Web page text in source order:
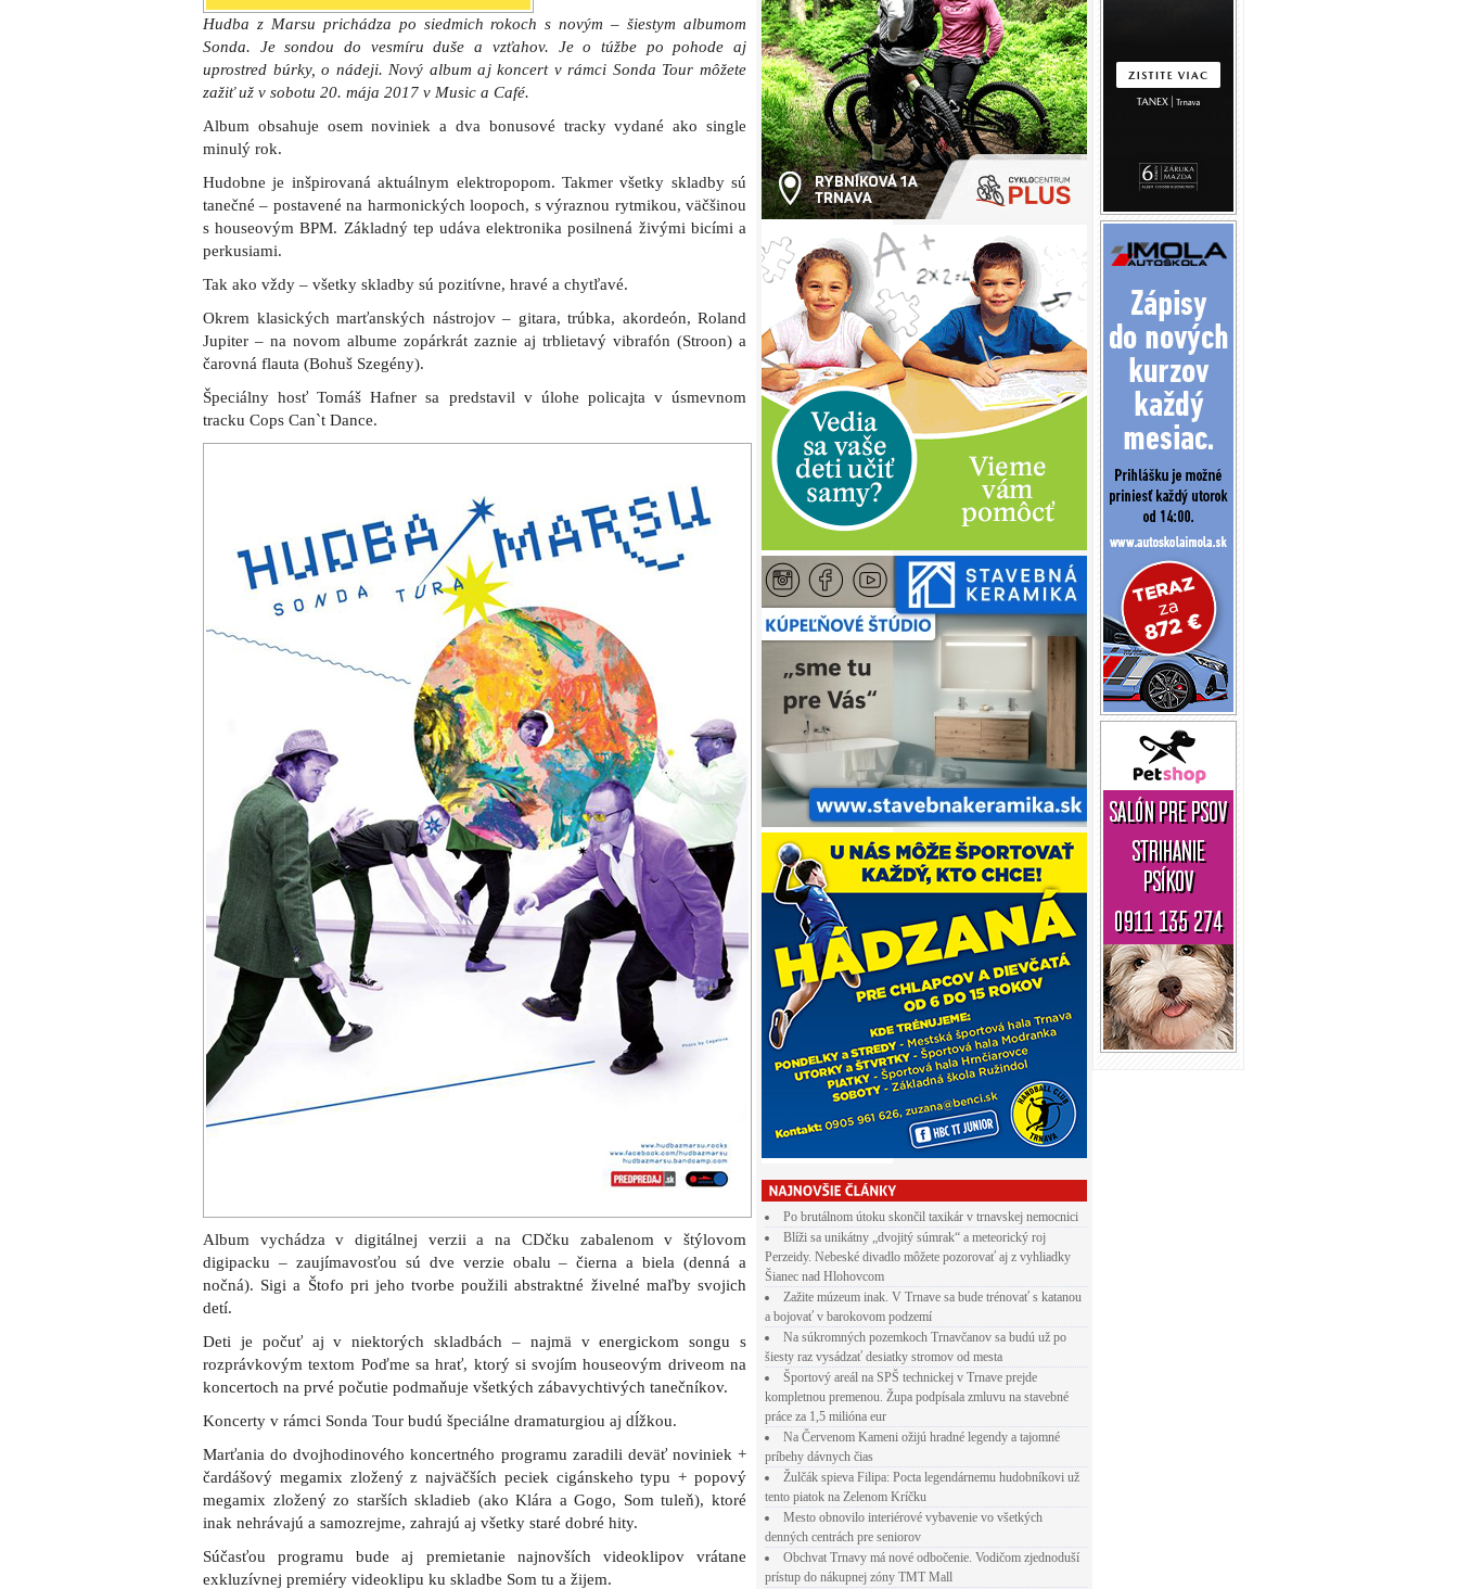
Hudba z Marsu prichádza po siedmich rokoch s novým – šiestym albumom
Sonda. Je sondou do vesmíru duše a vzťahov. Je o túžbe po pohode aj
uprostred búrky, o nádeji. Nový album aj koncert v rámci Sonda Tour môžete
zažiť už v sobotu 20. mája 2017 v Music a Café.
Album obsahuje osem noviniek a dva bonusové tracky vydané ako single
minulý rok.
Hudobne je inšpirovaná aktuálnym elektropopom. Takmer všetky skladby sú
tanečné – postavené na harmonických loopoch, s výraznou rytmikou, väčšinou
s houseovým BPM. Základný tep udáva elektronika posilnená živými bicími a
perkusiami.
Tak ako vždy – všetky skladby sú pozitívne, hravé a chytľavé.
Okrem klasických marťanských nástrojov – gitara, trúbka, akordeón, Roland
Jupiter – na novom albume zopárkrát zaznie aj trblietavý vibrafón (Stroon) a
čarovná flauta (Bohuš Szegény).
Špeciálny hosť Tomáš Hafner sa predstavil v úlohe policajta v úsmevnom
tracku Cops Can`t Dance.
Album vychádza v digitálnej verzii a na CDčku zabalenom v štýlovom
digipacku – zaujímavosťou sú dve verzie obalu – čierna a biela (denná a
nočná). Sigi a Štofo pri jeho tvorbe použili abstraktné živelné maľby svojich
detí.
Deti je počuť aj v niektorých skladbách – najmä v energickom songu s
rozprávkovým textom Poďme sa hrať, ktorý si svojím houseovým driveom na
koncertoch na prvé počutie podmaňuje všetkých zábavychtivých tanečníkov.
Koncerty v rámci Sonda Tour budú špeciálne dramaturgiou aj dĺžkou.
Marťania do dvojhodinového koncertného programu zaradili deväť noviniek +
čardášový megamix zložený z najväčších peciek cigánskeho typu + popový
megamix zložený zo starších skladieb (ako Klára a Gogo, Som tuleň), ktoré
inak nehrávajú a samozrejme, zahrajú aj všetky staré dobré hity.
Súčasťou programu bude aj premietanie najnovších videoklipov vrátane
exkluzívnej premiéry videoklipu ku skladbe Som tu a žijem.
Po brutálnom útoku skončil taxikár v trnavskej nemocnici
Blíži sa unikátny „dvojitý súmrak“ a meteorický roj
Perzeidy. Nebeské divadlo môžete pozorovať aj z vyhliadky
Šianec nad Hlohovcom
Zažite múzeum inak. V Trnave sa bude trénovať s katanou
a bojovať v barokovom podzemí
Na súkromných pozemkoch Trnavčanov sa budú už po
šiesty raz vysádzať desiatky stromov od mesta
Športový areál na SPŠ technickej v Trnave prejde
kompletnou premenou. Župa podpísala zmluvu na stavebné
práce za 1,5 milióna eur
Na Červenom Kameni ožijú hradné legendy a tajomné
príbehy dávnych čias
Žulčák spieva Filipa: Pocta legendárnemu hudobníkovi už
tento piatok na Zelenom Kríčku
Mesto obnovilo interiérové vybavenie vo všetkých
denných centrách pre seniorov
Obchvat Trnavy má nové odbočenie. Vodičom zjednoduší
prístup do nákupnej zóny TMT Mall